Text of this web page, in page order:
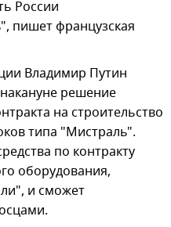
России
пишет французская
Владимир Путин
решение
на строительство
типа "Мистраль".
по контракту
оборудования,
и сможет